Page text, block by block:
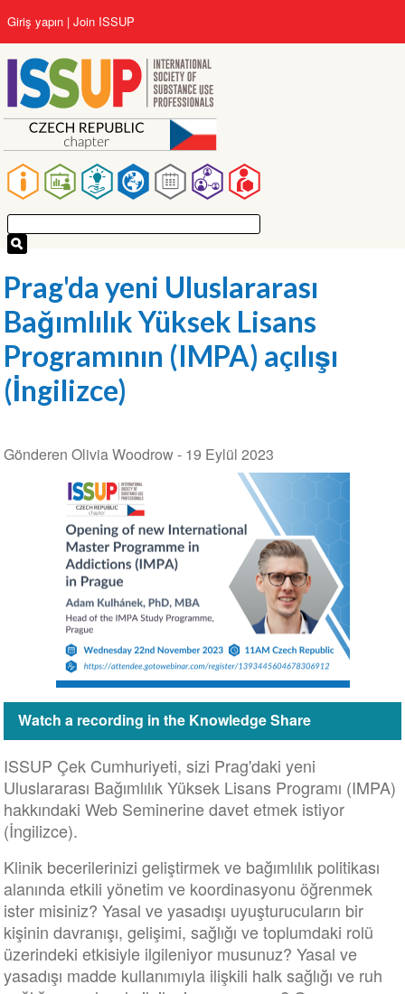
içeriğe
atla
Main
navigation
User
account
menu
Giriş yapın Join ISSUP
Prag'da yeni Uluslararası
Bağımlılık Yüksek Lisans
Programının (IMPA) açılışı
(İngilizce)
Gönderen Olivia Woodrow - 19 Eylül 2023
Watch a recording in the Knowledge Share
ISSUP Çek Cumhuriyeti, sizi Prag'daki yeni
Uluslararası Bağımlılık Yüksek Lisans Programı (IMPA)
hakkındaki Web Seminerine davet etmek istiyor
(İngilizce).
Klinik becerilerinizi geliştirmek ve bağımlılık politikası
alanında etkili yönetim ve koordinasyonu öğrenmek
ister misiniz? Yasal ve yasadışı uyuşturucuların bir
kişinin davranışı, gelişimi, sağlığı ve toplumdaki rolü
üzerindeki etkisiyle ilgileniyor musunuz? Yasal ve
yasadışı madde kullanımıyla ilişkili halk sağlığı ve ruh